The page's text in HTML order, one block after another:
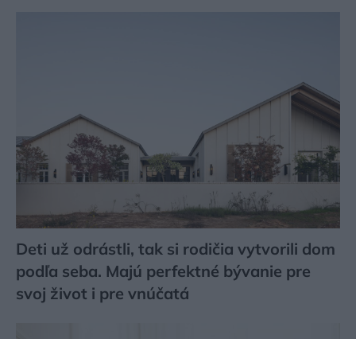
Deti už odrástli, tak si rodičia vytvorili dom
podľa seba. Majú perfektné bývanie pre
svoj život i pre vnúčatá